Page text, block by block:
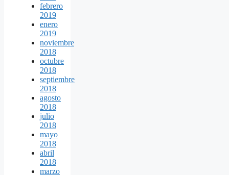
febrero
2019
enero
2019
noviembre
2018
octubre
2018
septiembre
2018
agosto
2018
julio
2018
mayo
2018
abril
2018
marzo